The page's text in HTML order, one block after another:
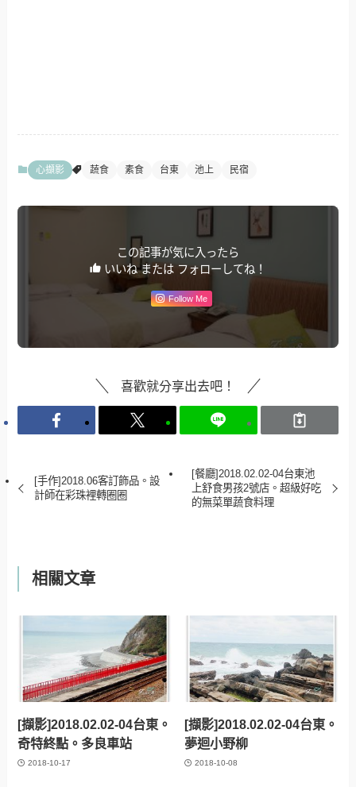
心擷影 蔬食 素食 台東 池上 民宿
この記事が気に入ったら
いいね または フォローしてね！
Follow Me
喜歡就分享出去吧！
[手作]2018.06客訂飾品。設
計師在彩珠裡轉圈圈
[餐廳]2018.02.02-04台東池
上舒食男孩2號店。超級好吃
的無菜單蔬食料理
相關文章
[擷影]2018.02.02-04台東。
奇特終點。多良車站
2018-10-17
[擷影]2018.02.02-04台東。
夢迴小野柳
2018-10-08